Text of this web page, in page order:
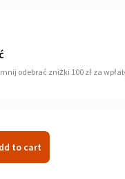
odebrać zniżki 100 zł za
to cart